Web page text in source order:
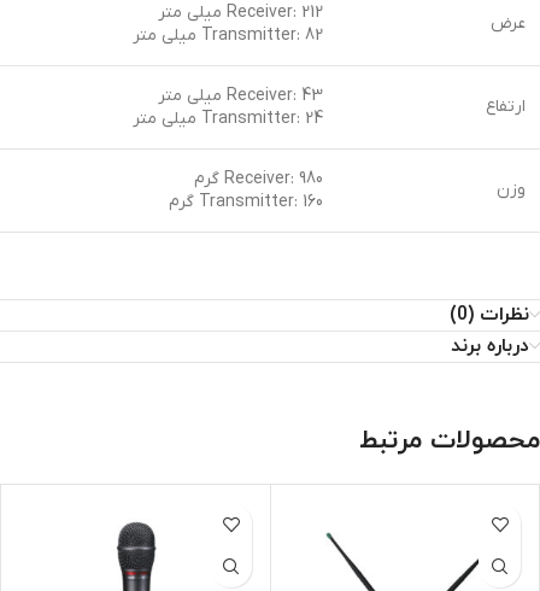
عرض
Receiver: 212 میلی متر
Transmitter: 82 میلی متر
ارتفاع
Receiver: 43 میلی متر
Transmitter: 24 میلی متر
وزن
Receiver: 980 گرم
Transmitter: 160 گرم
نظرات (0)
درباره برند
محصولات مرتبط